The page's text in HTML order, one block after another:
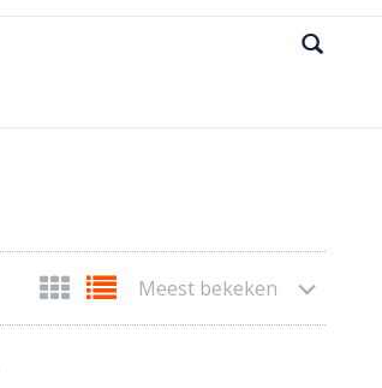
Meest bekeken